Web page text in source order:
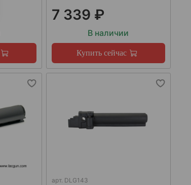
7 339 ₽
В наличии
Купить сейчас
арт. DLG143